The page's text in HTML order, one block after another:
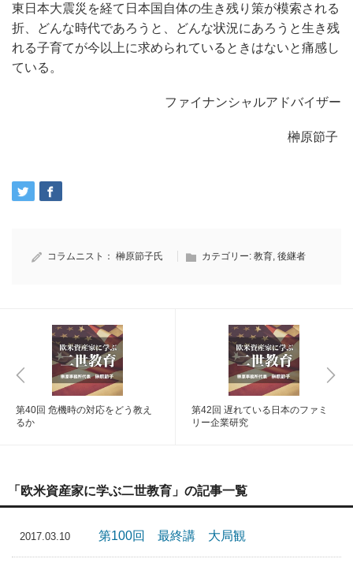
東日本大震災を経て日本国自体の生き残り策が模索される
折、どんな時代であろうと、どんな状況にあろうと生き残
れる子育てが今以上に求められているときはないと痛感し
ている。
ファイナンシャルアドバイザー
榊原節子
コラムニスト： 榊原節子氏 カテゴリー: 教育, 後継者
第40回 危機時の対応をどう教え
るか
第42回 遅れている日本のファミ
リー企業研究
「欧米資産家に学ぶ二世教育」の記事一覧
2017.03.10 第100回 最終講 大局観